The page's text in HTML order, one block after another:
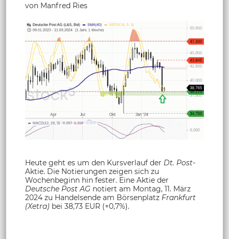
von Manfred Ries
Heute geht es um den Kursverlauf der Dt. Post-
Aktie. Die Notierungen zeigen sich zu
Wochenbeginn hin fester. Eine Aktie der
Deutsche Post AG notiert am Montag, 11. März
2024 zu Handelsende am Börsenplatz Frankfurt
(Xetra) bei 38,73 EUR (+0,7%).